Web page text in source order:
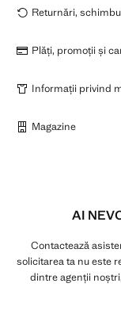
Returnări,
Plăți, promoții și
Informații privind
Magazine
AI
Contactează
solicitarea ta nu este
dintre agenții